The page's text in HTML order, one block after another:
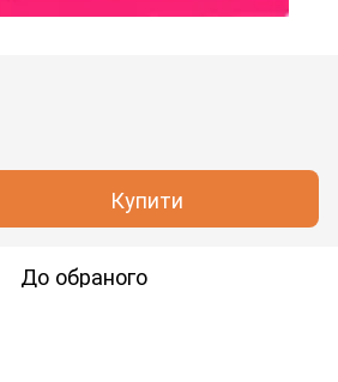
Купити
До обраного